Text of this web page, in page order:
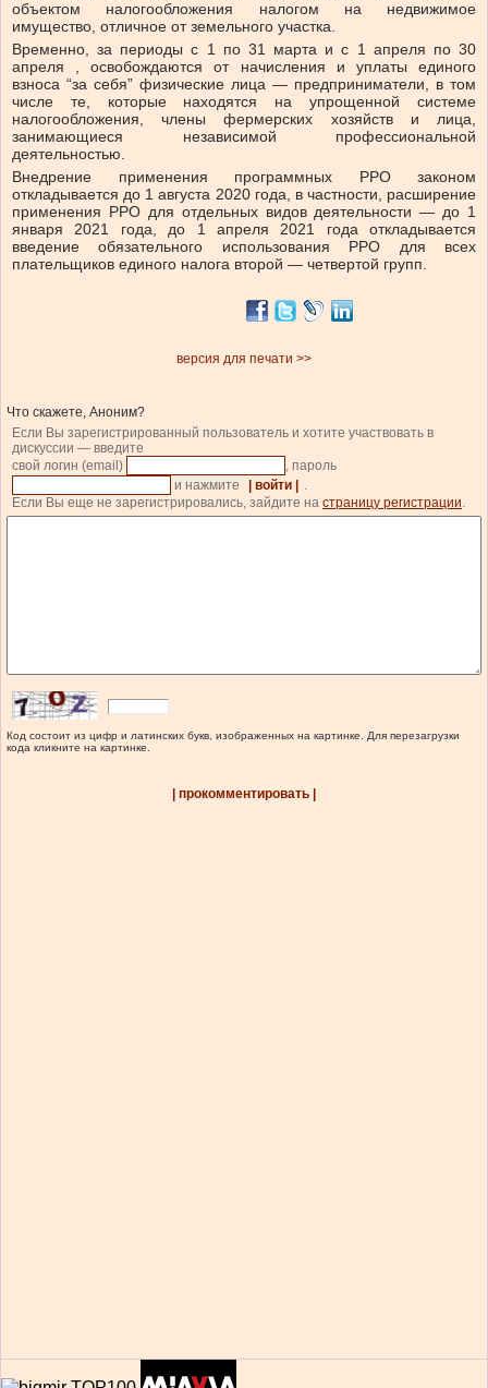
объектом налогообложения налогом на недвижимое
имущество, отличное от земельного участка.
Временно, за периоды с 1 по 31 марта и с 1 апреля по 30
апреля , освобождаются от начисления и уплаты единого
взноса “за себя” физические лица — предприниматели, в том
числе те, которые находятся на упрощенной системе
налогообложения, члены фермерских хозяйств и лица,
занимающиеся независимой профессиональной
деятельностью.
Внедрение применения программных РРО законом
откладывается до 1 августа 2020 года, в частности, расширение
применения РРО для отдельных видов деятельности — до 1
января 2021 года, до 1 апреля 2021 года откладывается
введение обязательного использования РРО для всех
плательщиков единого налога второй — четвертой групп.
версия для печати >>
Что скажете, Аноним?
Если Вы зарегистрированный пользователь и хотите участвовать в
дискуссии — введите
свой логин (email)
, пароль
и нажмите
| войти |
.
Если Вы еще не зарегистрировались, зайдите на страницу регистрации.
Код состоит из цифр и латинских букв, изображенных на картинке. Для перезагрузки
кода кликните на картинке.
| прокомментировать |